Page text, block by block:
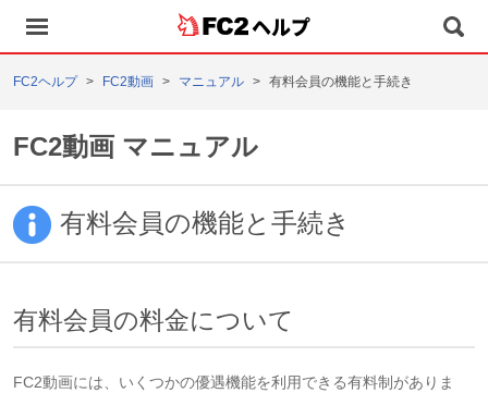
ヘルプ
FC2ヘルプ FC2動画 マニュアル 有料会員の機能と手続き
FC2動画 マニュアル
有料会員の機能と手続き
有料会員の料金について
FC2動画には、いくつかの優遇機能を利用できる有料制がありま